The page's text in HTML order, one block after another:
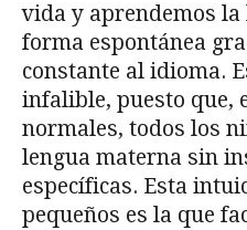
vida y aprendemos
forma espontánea
constante al idioma.
infalible, puesto que,
normales, todos los
lengua materna sin
específicas. Esta
pequeños es la que